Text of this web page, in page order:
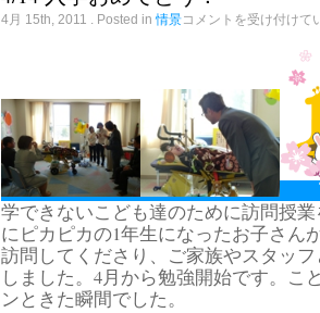
4月 15th, 2011 . Posted in情景4/14
で
と
う！
は
コメントを受け付けて
学できないこども達のために訪問授
にピカピカの1年生になったお子さん
訪問してくださり、ご家族やスタッ
しました。4月から勉強開始です。こ
ンときた瞬間でした。